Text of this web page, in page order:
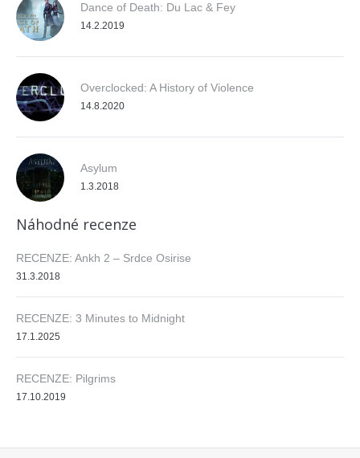
Dance of Death: Du Lac & Fey
14.2.2019
Overclocked: A History of Violence
14.8.2020
Asylum
1.3.2018
Náhodné recenze
RECENZE: Ankh 2 – Srdce Osirise
31.3.2018
RECENZE: 3 Minutes to Midnight
17.1.2025
RECENZE: Pilgrims
17.10.2019